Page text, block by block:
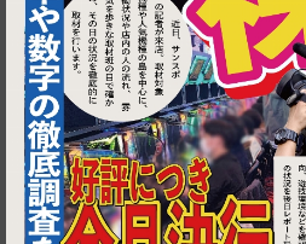
東京都青梅市東青梅1-7-7 清水ビル 1F